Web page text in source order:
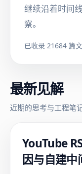
继续沿着时间
察。
已收录 21684 篇
最新见解
近期的思考与工程笔记
YouTube
因与自建中